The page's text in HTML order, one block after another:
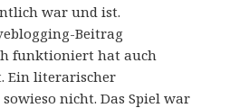
war und ist.
Beitrag
funktioniert hat auch
Ein literarischer
nicht. Das Spiel war